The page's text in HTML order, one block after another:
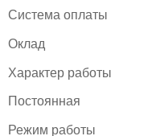
Система оплаты
Оклад
Характер работы
Постоянная
Режим работы